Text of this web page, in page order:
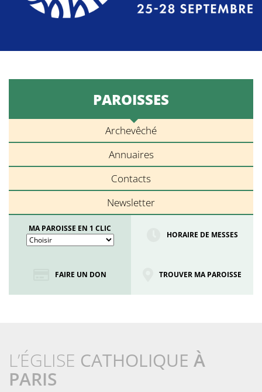
PAROISSES
Archevêché
Annuaires
Contacts
Newsletter
MA PAROISSE EN 1 CLIC
HORAIRE DE MESSES
FAIRE UN DON TROUVER MA PAROISSE
L’ÉGLISE CATHOLIQUE À
PARIS